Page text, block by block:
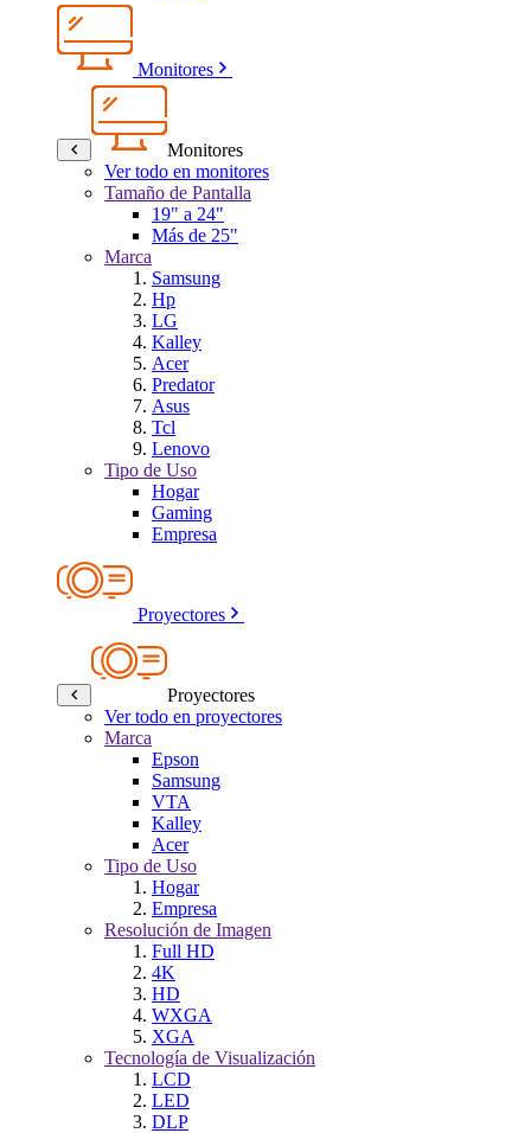
Monitores
Monitores
Ver todo en monitores
Tamaño de Pantalla
19" a 24"
Más de 25"
Marca
Samsung
Hp
LG
Kalley
Acer
Predator
Asus
Tcl
Lenovo
Tipo de Uso
Hogar
Gaming
Empresa
Proyectores
Proyectores
Ver todo en proyectores
Marca
Epson
Samsung
VTA
Kalley
Acer
Tipo de Uso
Hogar
Empresa
Resolución de Imagen
Full HD
4K
HD
WXGA
XGA
Tecnología de Visualización
LCD
LED
DLP